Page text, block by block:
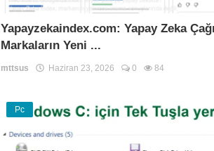
Yapayzekaindex.com: Yapay Zeka
Markaların Yeni ...
mttsus Haziran 23, 2026 0 84
Pc